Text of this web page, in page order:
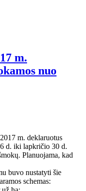
m.
nuo
m. deklaruotus
d. iki lapkričio 30 d.
Planuojama, kad
buvo nustatyti šie
schemas: